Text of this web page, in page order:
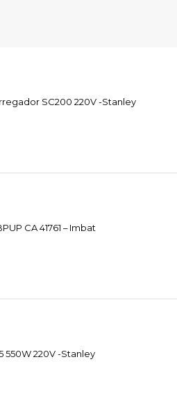
SC200 220V -Stanley
CA 41761 – Imbat
550W 220V -Stanley